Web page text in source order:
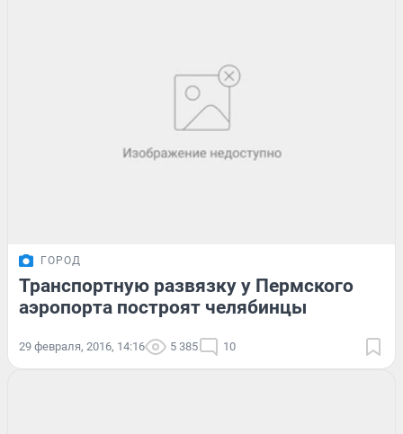
ГОРОД
Транспортную развязку у Пермского
аэропорта построят челябинцы
29 февраля, 2016, 14:16 5 385 10